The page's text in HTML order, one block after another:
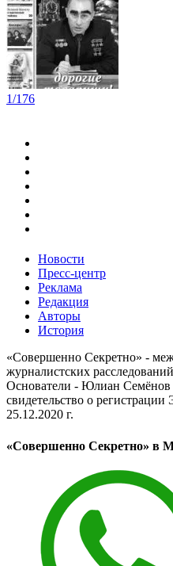
1/176
Новости
Пресс-центр
Реклама
Редакция
Авторы
История
«Совершенно Секретно» -
журналистских
Основатели - Юлиан
свидетельство о
25.12.2020 г.
«Совершенно Секретно» в